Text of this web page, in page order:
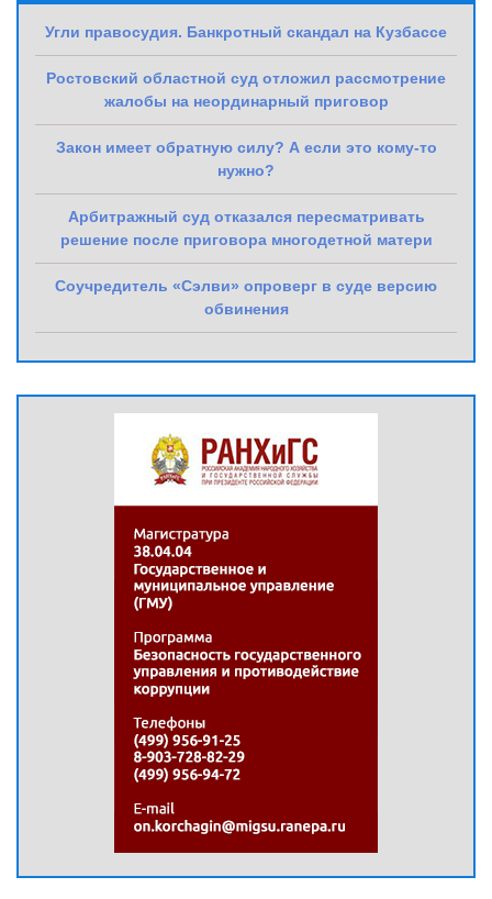
Угли правосудия. Банкротный скандал на Кузбассе
Ростовский областной суд отложил рассмотрение
жалобы на неординарный приговор
Закон имеет обратную силу? А если это кому-то
нужно?
Арбитражный суд отказался пересматривать
решение после приговора многодетной матери
Соучредитель «Сэлви» опроверг в суде версию
обвинения